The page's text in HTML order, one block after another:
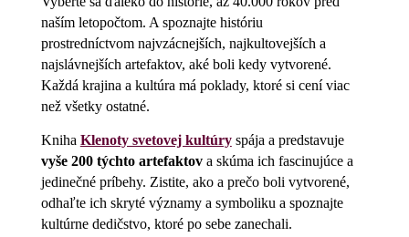
naším letopočtom. A spoznajte históriu
prostredníctvom najvzácnejších, najkultovejších a
najslávnejších artefaktov, aké boli kedy vytvorené.
Každá krajina a kultúra má poklady, ktoré si cení viac
než všetky ostatné.
Kniha Klenoty svetovej kultúry spája a predstavuje
vyše 200 týchto artefaktova skúma ich fascinujúce a
jedinečné príbehy. Zistite, ako a prečo boli vytvorené,
odhaľte ich skryté významy a symboliku a spoznajte
kultúrne dedičstvo, ktoré po sebe zanechali.